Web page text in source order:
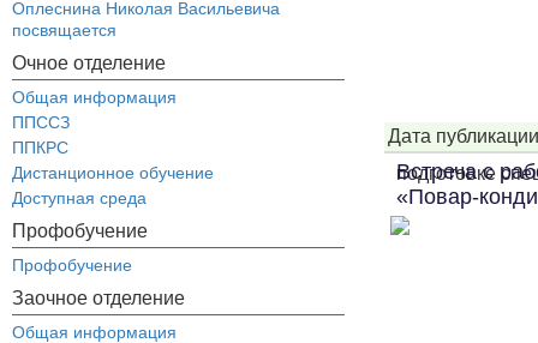
Оплеснина Николая Васильевича
посвящается
Очное отделение
Общая информация
ППССЗ
ППКРС
Дистанционное обучение
Доступная среда
Профобучение
Профобучение
Заочное отделение
Общая информация
подготовке
Дата
Встреча с
«Повар-